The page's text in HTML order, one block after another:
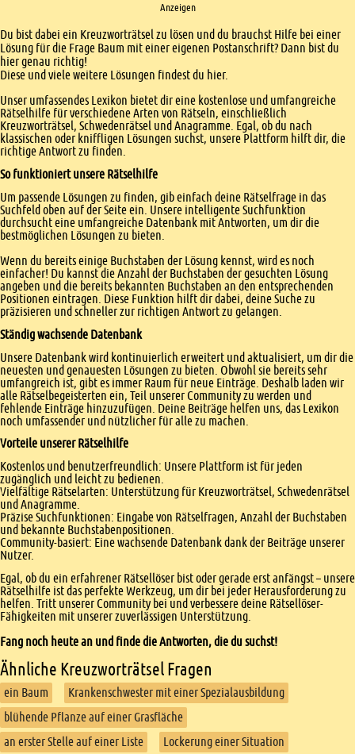
Anzeigen
Einleitung
Du bist dabei ein Kreuzworträtsel zu lösen und du brauchst Hilfe bei einer
Lösung für die Frage Baum mit einer eigenen Postanschrift? Dann bist du
hier genau richtig!
Diese und viele weitere Lösungen findest du hier.
Unser umfassendes Lexikon bietet dir eine kostenlose und umfangreiche
Rätselhilfe für verschiedene Arten von Rätseln, einschließlich
Kreuzworträtsel, Schwedenrätsel und Anagramme. Egal, ob du nach
klassischen oder kniffligen Lösungen suchst, unsere Plattform hilft dir, die
richtige Antwort zu finden.
So funktioniert unsere Rätselhilfe
Um passende Lösungen zu finden, gib einfach deine Rätselfrage in das
Suchfeld oben auf der Seite ein. Unsere intelligente Suchfunktion
durchsucht eine umfangreiche Datenbank mit Antworten, um dir die
bestmöglichen Lösungen zu bieten.
Wenn du bereits einige Buchstaben der Lösung kennst, wird es noch
einfacher! Du kannst die Anzahl der Buchstaben der gesuchten Lösung
angeben und die bereits bekannten Buchstaben an den entsprechenden
Positionen eintragen. Diese Funktion hilft dir dabei, deine Suche zu
präzisieren und schneller zur richtigen Antwort zu gelangen.
Ständig wachsende Datenbank
Unsere Datenbank wird kontinuierlich erweitert und aktualisiert, um dir die
neuesten und genauesten Lösungen zu bieten. Obwohl sie bereits sehr
umfangreich ist, gibt es immer Raum für neue Einträge. Deshalb laden wir
alle Rätselbegeisterten ein, Teil unserer Community zu werden und
fehlende Einträge hinzuzufügen. Deine Beiträge helfen uns, das Lexikon
noch umfassender und nützlicher für alle zu machen.
Vorteile unserer Rätselhilfe
Kostenlos und benutzerfreundlich: Unsere Plattform ist für jeden
zugänglich und leicht zu bedienen.
Vielfältige Rätselarten: Unterstützung für Kreuzworträtsel, Schwedenrätsel
und Anagramme.
Präzise Suchfunktionen: Eingabe von Rätselfragen, Anzahl der Buchstaben
und bekannte Buchstabenpositionen.
Community-basiert: Eine wachsende Datenbank dank der Beiträge unserer
Nutzer.
Egal, ob du ein erfahrener Rätsellöser bist oder gerade erst anfängst – unsere
Rätselhilfe ist das perfekte Werkzeug, um dir bei jeder Herausforderung zu
helfen. Tritt unserer Community bei und verbessere deine Rätsellöser-
Fähigkeiten mit unserer zuverlässigen Unterstützung.
Fang noch heute an und finde die Antworten, die du suchst!
Ähnliche Kreuzworträtsel Fragen
ein Baum
Krankenschwester mit einer Spezialausbildung
blühende Pflanze auf einer Grasfläche
an erster Stelle auf einer Liste
Lockerung einer Situation